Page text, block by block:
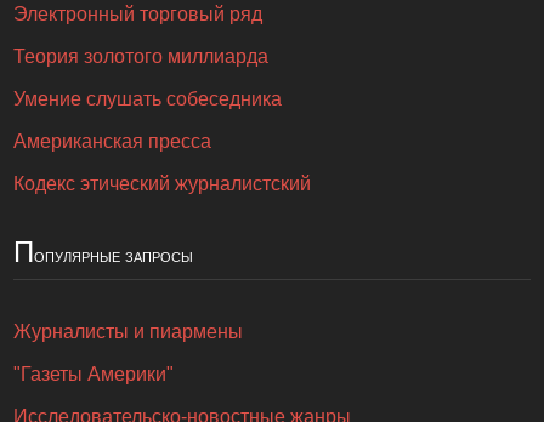
Электронный торговый ряд
Теория золотого миллиарда
Умение слушать собеседника
Американская пресса
Кодекс этический журналистский
Популярные запросы
Журналисты и пиармены
"Газеты Америки"
Исследовательско-новостные жанры